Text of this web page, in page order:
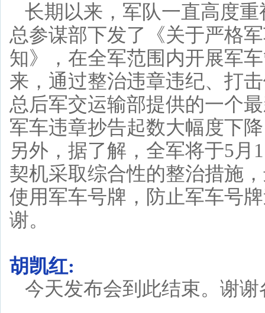
长期以来，军队一直高度
总参谋部下发了《关于严格
知》，在全军范围内开展军
来，通过整治违章违纪、打
总后军交运输部提供的一个
军车违章抄告起数大幅度下
另外，据了解，全军将于5
契机采取综合性的整治措施
使用军车号牌，防止军车号
谢。
胡凯红:
今天发布会到此结束。谢谢